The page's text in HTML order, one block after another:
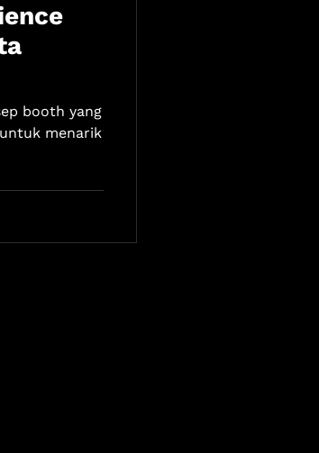
booth yang
menarik